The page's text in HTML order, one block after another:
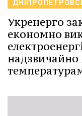
Укренерго
економно